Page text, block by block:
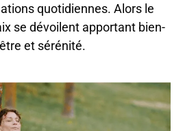
quotidiennes. Alors le
se dévoilent apportant bien-
être et sérénité.